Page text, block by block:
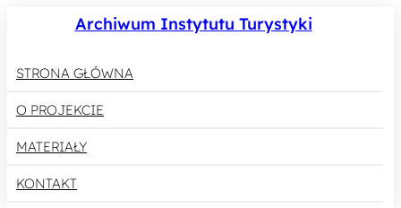
Archiwum Instytutu Turystyki
STRONA GŁÓWNA
O PROJEKCIE
MATERIAŁY
KONTAKT